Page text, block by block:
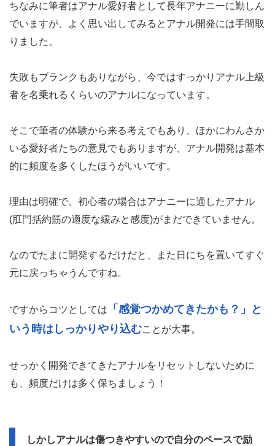
ちなみに筆者はアナル愛好者として長年アナニーに勤しん
でいますが、よく思い出してみるとアナル開発には手間取
りました。
失敗もブランクもありながら、今ではすっかりアナル上級
者を名乗れるくらいのアナルになっています。
そこで筆者の体験から来る考えでもあり、ほかにわんさか
いる愛好者たちの意見でもありますが、アナル開発は基本
的に頻度を多くしたほうがいいです。
理由は明確で、初心者の場合はアナニーに適したアナル
(肛門括約筋の適度な緩みと感度)がまだできていません。
なのでたまに開発するだけだと、また日にちを置いてすぐ
元に戻っちゃうんですね。
ですからコツとしては
「感覚つかめてきたかも？」と
いう時はしっかりやり込むことが大事。
せっかく開発できてきたアナルをリセットしないために
も、頻度だけは多く保ちましょう！
しかしアナルは傷つきやすいので自分のペースで励